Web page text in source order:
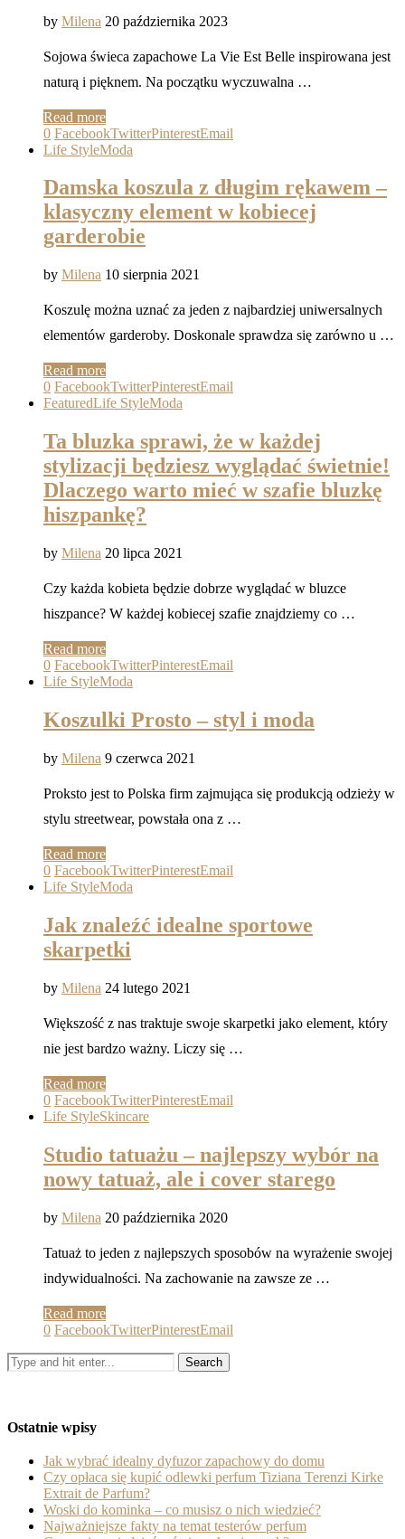
by Milena 20 października 2023
Sojowa świeca zapachowe La Vie Est Belle inspirowana jest
naturą i pięknem. Na początku wyczuwalna …
Read more
0 FacebookTwitterPinterestEmail
Life StyleModa
Damska koszula z długim rękawem –
klasyczny element w kobiecej
garderobie
by Milena 10 sierpnia 2021
Koszulę można uznać za jeden z najbardziej uniwersalnych
elementów garderoby. Doskonale sprawdza się zarówno u …
Read more
0 FacebookTwitterPinterestEmail
FeaturedLife StyleModa
Ta bluzka sprawi, że w każdej
stylizacji będziesz wyglądać świetnie!
Dlaczego warto mieć w szafie bluzkę
hiszpankę?
by Milena 20 lipca 2021
Czy każda kobieta będzie dobrze wyglądać w bluzce
hiszpance? W każdej kobiecej szafie znajdziemy co …
Read more
0 FacebookTwitterPinterestEmail
Life StyleModa
Koszulki Prosto – styl i moda
by Milena 9 czerwca 2021
Proksto jest to Polska firm zajmująca się produkcją odzieży w
stylu streetwear, powstała ona z …
Read more
0 FacebookTwitterPinterestEmail
Life StyleModa
Jak znaleźć idealne sportowe
skarpetki
by Milena 24 lutego 2021
Większość z nas traktuje swoje skarpetki jako element, który
nie jest bardzo ważny. Liczy się …
Read more
0 FacebookTwitterPinterestEmail
Life StyleSkincare
Studio tatuażu – najlepszy wybór na
nowy tatuaż, ale i cover starego
by Milena 20 października 2020
Tatuaż to jeden z najlepszych sposobów na wyrażenie swojej
indywidualności. Na zachowanie na zawsze ze …
Read more
0 FacebookTwitterPinterestEmail
Ostatnie wpisy
Jak wybrać idealny dyfuzor zapachowy do domu
Czy opłaca się kupić odlewki perfum Tiziana Terenzi Kirke
Extrait de Parfum?
Woski do kominka – co musisz o nich wiedzieć?
Najważniejsze fakty na temat testerów perfum